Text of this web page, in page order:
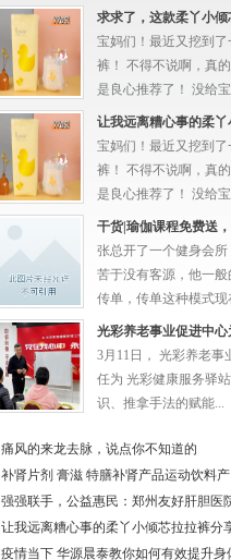
求求了，这款柔丫小
宝妈们！最近又挖到了
裤！ 不得不说啊，真
是良心推荐了！ 没给
让我远离糟心事的柔
宝妈们！最近又挖到
裤！ 不得不说啊，真
是良心推荐了！ 没给
干货|瑜伽课程免费送
张总开了一个健身会
苦于没有客源，他一
传单，传单这种模式现
光彩养老事业促进中
3月11日， 光彩养老事
任为 光彩健康服务驿
识、推拿手法的赋能...
痛风的来龙去脉，说点你不知道的
补肾片剂 膏滋 特膳补肾产品运动饮料产
品贴牌
强强联手，公益惠民：郑州友好肝胆医
10.28-
让我远离糟心事的柔丫小倾芯拉拉裤分
~
疫情当下 华源晨泰教你如何有效提升身